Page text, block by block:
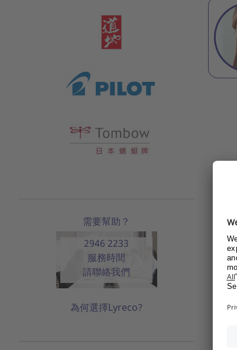
需要幫助？
2946 2233
服務時間
請聯絡我們
為何選擇Lyreco?